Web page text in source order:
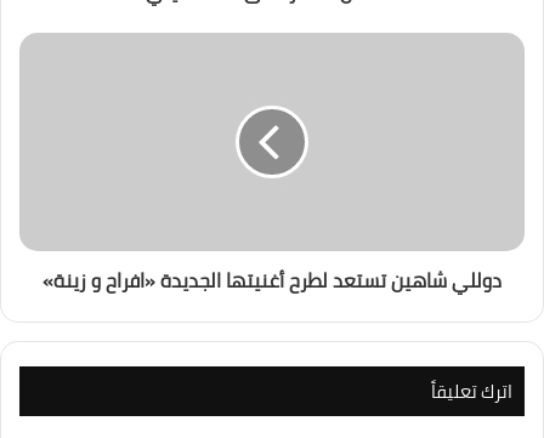
دوللي شاهين تستعد لطرح أغنيتها الجديدة «افراح و زينة»
اترك تعليقاً